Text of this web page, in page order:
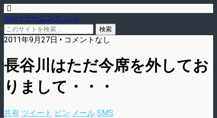
blog.eラーニング.co.jp
2011年9月27日 • コメントなし
長谷川はただ今席を外してお
りまして・・・
共有 ツイート ピン メール SMS